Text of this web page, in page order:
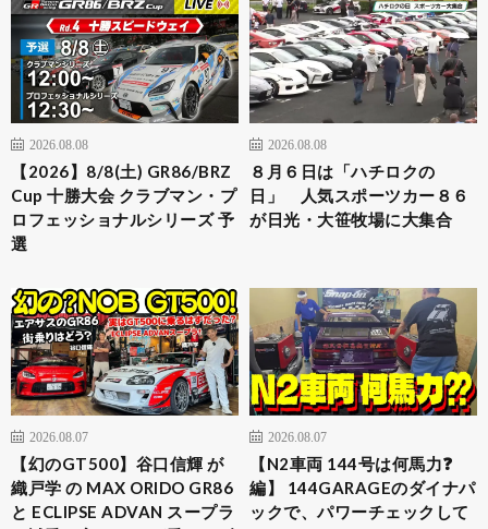
2026.08.08
【2026】8/8(土) GR86/BRZ
Cup 十勝大会 クラブマン・プ
ロフェッショナルシリーズ 予
選
2026.08.08
８月６日は「ハチロクの
日」 人気スポーツカー８６
が日光・大笹牧場に大集合
2026.08.07
【幻のGT500】谷口信輝 が
織戸学 の MAX ORIDO GR86
と ECLIPSE ADVAN スープラ
2026.08.07
【N2車両 144号は何馬力❓
編】 144GARAGEのダイナパ
ックで、パワーチェックして